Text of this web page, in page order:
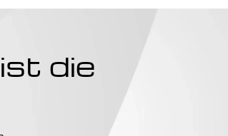
die